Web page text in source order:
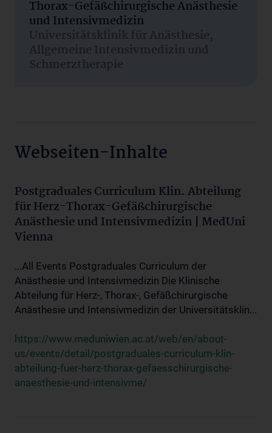
Thorax-Gefäßchirurgische Anästhesie
und Intensivmedizin
Universitätsklinik für Anästhesie,
Allgemeine Intensivmedizin und
Schmerztherapie
Webseiten-Inhalte
Postgraduales Curriculum Klin. Abteilung
für Herz-Thorax-Gefäßchirurgische
Anästhesie und Intensivmedizin | MedUni
Vienna
...All Events Postgraduales Curriculum der
Anästhesie und Intensivmedizin Die Klinische
Abteilung für Herz-, Thorax-, Gefäßchirurgische
Anästhesie und Intensivmedizin der Universitätsklin...
https://www.meduniwien.ac.at/web/en/about-
us/events/detail/postgraduales-curriculum-klin-
abteilung-fuer-herz-thorax-gefaesschirurgische-
anaesthesie-und-intensivme/